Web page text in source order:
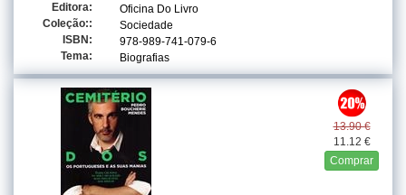
Editora:
Oficina Do Livro
Coleção::
Sociedade
ISBN:
978-989-741-079-6
Tema:
Biografias
13.90 €
11.12 €
Comprar